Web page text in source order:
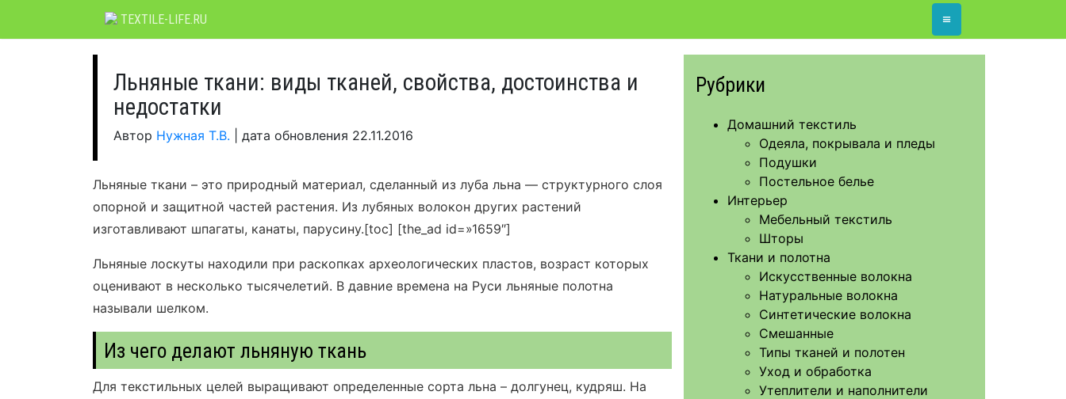
TEXTILE-LIFE.RU ≡
Льняные ткани: виды тканей, свойства, достоинства и
недостатки
Автор Нужная Т.В. дата обновления 22.11.2016
Льняные ткани – это природный материал, сделанный из луба льна — структурного слоя
опорной и защитной частей растения. Из лубяных волокон других растений
изготавливают шпагаты, канаты, парусину.[toc] [the_ad id=»1659″]
Льняные лоскуты находили при раскопках археологических пластов, возраст которых
оценивают в несколько тысячелетий. В давние времена на Руси льняные полотна
называли шелком.
Из чего делают льняную ткань
Для текстильных целей выращивают определенные сорта льна – долгунец, кудряш. На
Рубрики
Домашний текстиль
Одеяла, покрывала и пледы
Подушки
Постельное белье
Интерьер
Мебельный текстиль
Шторы
Ткани и полотна
Искусственные волокна
Натуральные волокна
Синтетические волокна
Смешанные
Типы тканей и полотен
Уход и обработка
Утеплители и наполнители